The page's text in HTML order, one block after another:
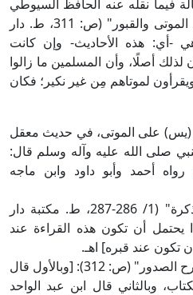
نقله عنه الحافظ السيوطي
في "شرح الصدور بشرح حال الموتى والقبور" (ص: 311، ط. دار
1952م): [وهي -أي: هذه الأحاديث- وإن كانت
أصلًا، وأن المسلمين ما زالوا
لموتاهم مِن غير نكير؛ فكان
على الموتى، في حديث معقل
صلى الله عليه وآله وسلم قال:
أحمد وأبو داود وابن ماجه
قال الإمام القرطبي في "التذكرة" (1/ 286-287، ط. مكتبة دار
أن تكون هذه القراءة عند
عند قبره] اهـ.
قال الحافظ السيوطي في "شرح الصدور" (ص: 312): [وبالأول قال
وبالثاني قال ابن عبد الواحد